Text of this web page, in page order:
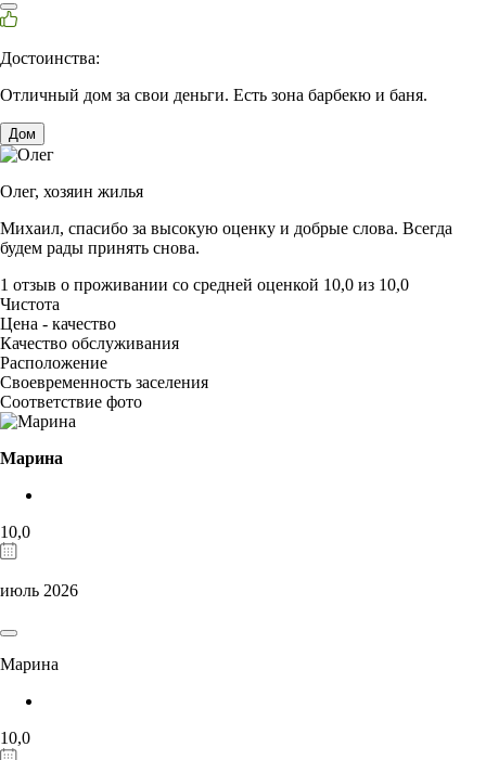
Достоинства:
Отличный дом за свои деньги. Есть зона барбекю и баня.
Дом
Олег, хозяин жилья
Михаил, спасибо за высокую оценку и добрые слова. Всегда
будем рады принять снова.
1 отзыв о проживании со средней оценкой 10,0 из 10,0
Чистота
Цена - качество
Качество обслуживания
Расположение
Своевременность заселения
Соответствие фото
Марина
10,0
июль 2026
Марина
10,0